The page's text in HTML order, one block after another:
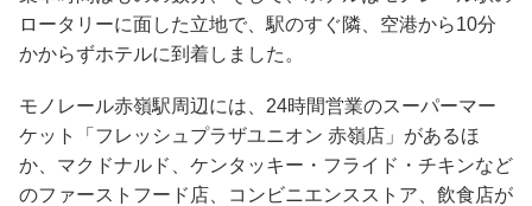
ロータリーに面した立地で、駅のすぐ隣、空港から10分
かからずホテルに到着しました。
モノレール赤嶺駅周辺には、24時間営業のスーパーマー
ケット「フレッシュプラザユニオン 赤嶺店」があるほ
か、マクドナルド、ケンタッキー・フライド・チキンなど
のファーストフード店、コンビニエンスストア、飲食店が